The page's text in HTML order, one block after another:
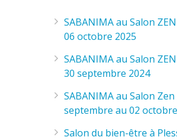
SABANIMA au Salon
06 octobre 2025
SABANIMA au Salon
30 septembre 2024
SABANIMA au Salon Zen
septembre au 02
Salon du bien-être à